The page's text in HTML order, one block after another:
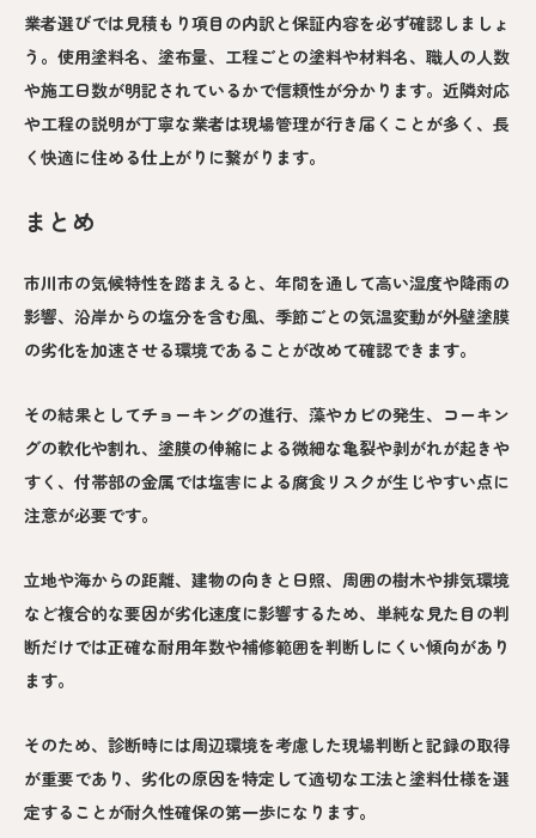
業者選びでは見積もり項目の内訳と保証内容を必ず確認しましょ
う。使用塗料名、塗布量、工程ごとの塗料や材料名、職人の人数
や施工日数が明記されているかで信頼性が分かります。近隣対応
や工程の説明が丁寧な業者は現場管理が行き届くことが多く、長
く快適に住める仕上がりに繋がります。
まとめ
市川市の気候特性を踏まえると、年間を通して高い湿度や降雨の
影響、沿岸からの塩分を含む風、季節ごとの気温変動が外壁塗膜
の劣化を加速させる環境であることが改めて確認できます。
その結果としてチョーキングの進行、藻やカビの発生、コーキン
グの軟化や割れ、塗膜の伸縮による微細な亀裂や剥がれが起きや
すく、付帯部の金属では塩害による腐食リスクが生じやすい点に
注意が必要です。
立地や海からの距離、建物の向きと日照、周囲の樹木や排気環境
など複合的な要因が劣化速度に影響するため、単純な見た目の判
断だけでは正確な耐用年数や補修範囲を判断しにくい傾向があり
ます。
そのため、診断時には周辺環境を考慮した現場判断と記録の取得
が重要であり、劣化の原因を特定して適切な工法と塗料仕様を選
定することが耐久性確保の第一歩になります。